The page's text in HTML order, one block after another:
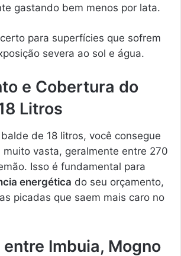
gastando bem menos por lata.
para superfícies que sofrem
severa ao sol e água.
e Cobertura do
Litros
de 18 litros, você consegue
muito vasta, geralmente entre 270
Isso é fundamental para
energética do seu orçamento,
picadas que saem mais caro no
Imbuia, Mogno